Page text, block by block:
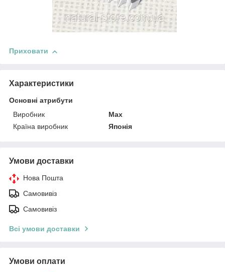
Приховати
Характеристики
Основні атрибути
Виробник
Max
Країна виробник
Японія
Умови доставки
Нова Пошта
Самовивіз
Самовивіз
Всі умови доставки
Умови оплати